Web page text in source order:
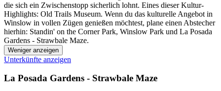
die sich ein Zwischenstopp sicherlich lohnt. Eines dieser Kultur-
Highlights: Old Trails Museum. Wenn du das kulturelle Angebot in
Winslow in vollen Zügen genießen möchtest, plane einen Abstecher
hierhin: Standin' on the Corner Park, Winslow Park und La Posada
Gardens - Strawbale Maze.
Weniger anzeigen
Unterkünfte anzeigen
La Posada Gardens - Strawbale Maze